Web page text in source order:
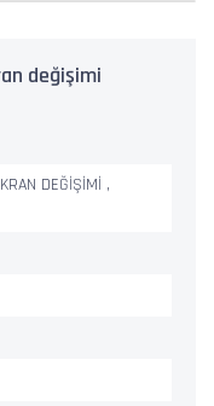
değişimi
DEĞİŞİMİ ,